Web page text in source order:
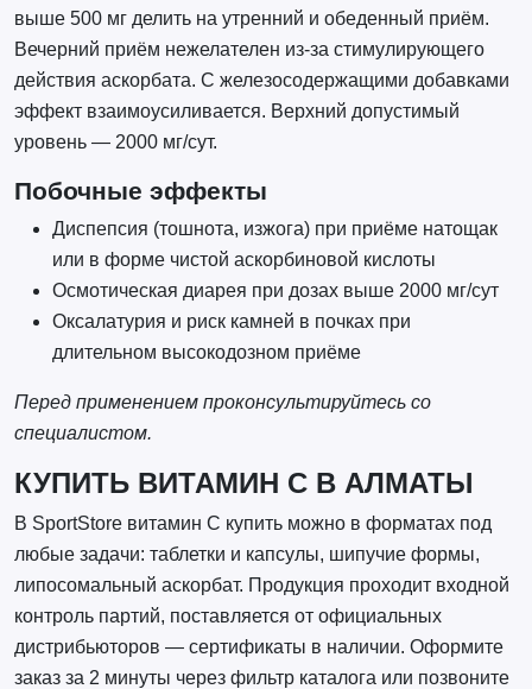
выше 500 мг делить на утренний и обеденный приём.
Вечерний приём нежелателен из-за стимулирующего
действия аскорбата. С железосодержащими добавками
эффект взаимоусиливается. Верхний допустимый
уровень — 2000 мг/сут.
Побочные эффекты
Диспепсия (тошнота, изжога) при приёме натощак
или в форме чистой аскорбиновой кислоты
Осмотическая диарея при дозах выше 2000 мг/сут
Оксалатурия и риск камней в почках при
длительном высокодозном приёме
Перед применением проконсультируйтесь со
специалистом.
КУПИТЬ ВИТАМИН С В АЛМАТЫ
В SportStore витамин С купить можно в форматах под
любые задачи: таблетки и капсулы, шипучие формы,
липосомальный аскорбат. Продукция проходит входной
контроль партий, поставляется от официальных
дистрибьюторов — сертификаты в наличии. Оформите
заказ за 2 минуты через фильтр каталога или позвоните